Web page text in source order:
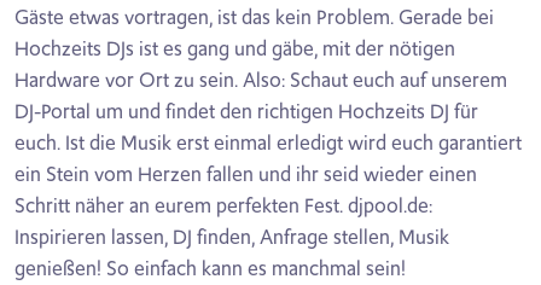
Gäste etwas vortragen, ist das kein Problem. Gerade bei
Hochzeits DJs ist es gang und gäbe, mit der nötigen
Hardware vor Ort zu sein. Also: Schaut euch auf unserem
DJ-Portal um und findet den richtigen Hochzeits DJ für
euch. Ist die Musik erst einmal erledigt wird euch garantiert
ein Stein vom Herzen fallen und ihr seid wieder einen
Schritt näher an eurem perfekten Fest. djpool.de:
Inspirieren lassen, DJ finden, Anfrage stellen, Musik
genießen! So einfach kann es manchmal sein!